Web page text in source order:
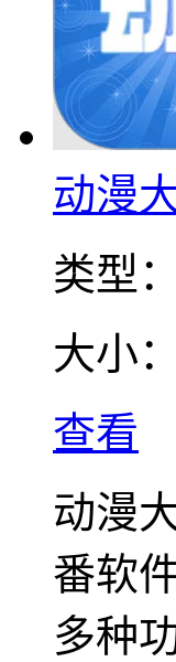
动漫
类型：
大小：
查看
动漫
番软
多种